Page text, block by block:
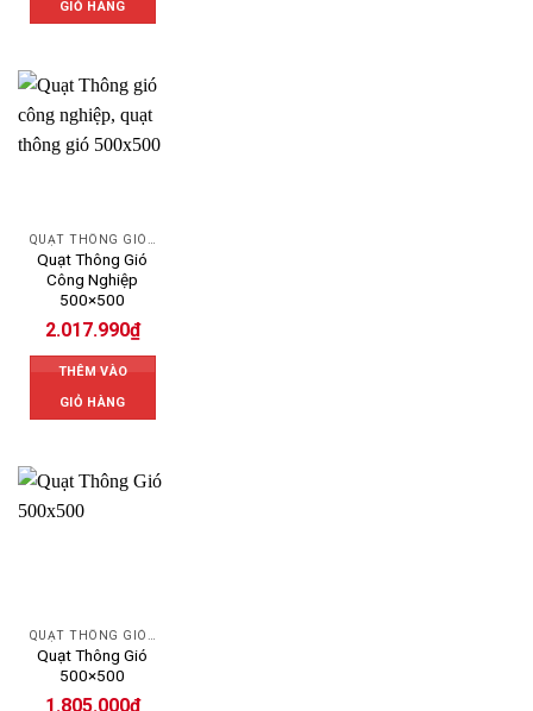
GIỎ HÀNG
Quạt Thông Gió
Công Nghiệp
500×500
2.017.990₫
THÊM VÀO
GIỎ HÀNG
Quạt Thông Gió
500×500
1.805.000₫